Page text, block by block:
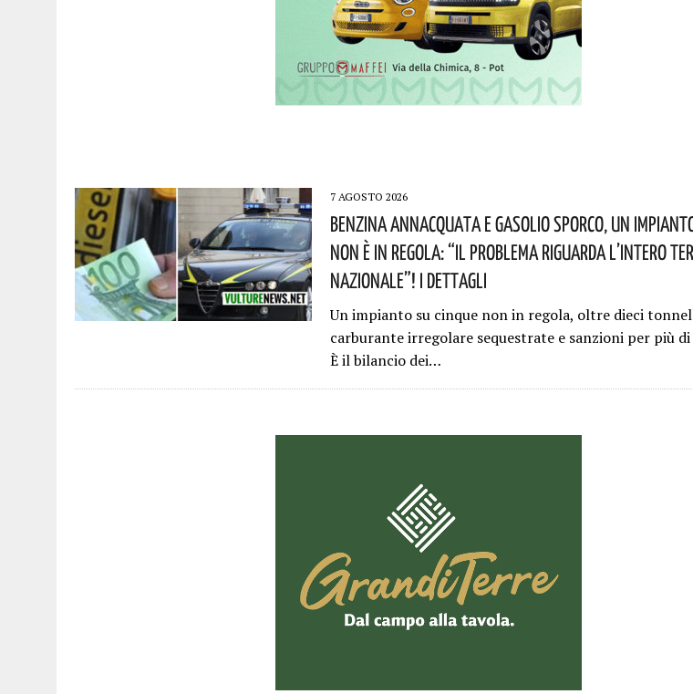
7 AGOSTO 2026
Benzina Annacquata E Gasolio Sporco, Un
Non È In Regola: “il Problema Riguarda L’intero
Nazionale”! I Dettagli
Un impianto su cinque non in regola, oltre dieci
carburante irregolare sequestrate e sanzioni per più
È il bilancio dei…